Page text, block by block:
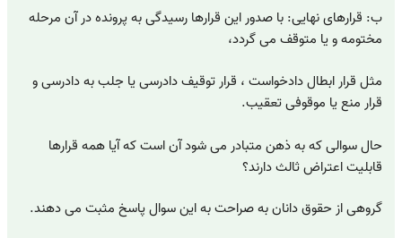
ب: قرارهای نهایی: با صدور این قرارها رسیدگی به پرونده در آن مرحله
مختومه و یا متوقف می گردد،
مثل قرار ابطال دادخواست ، قرار توقیف دادرسی یا جلب به دادرسی و
قرار منع یا موقوفی تعقیب.
حال سوالی که به ذهن متبادر می شود آن است که آیا همه قرارها
قابلیت اعتراض ثالث دارند؟
گروهی از حقوق دانان به صراحت به این سوال پاسخ مثبت می دهند.